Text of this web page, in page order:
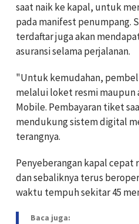
saat naik ke kapal, untuk
pada manifest penumpang.
terdaftar juga akan
asuransi selama perjalanan.
"Untuk kemudahan,
melalui loket resmi maupun
Mobile. Pembayaran tiket
mendukung sistem digital
terangnya.
Penyeberangan kapal cepat
dan sebaliknya terus
waktu tempuh sekitar 45
Baca juga: